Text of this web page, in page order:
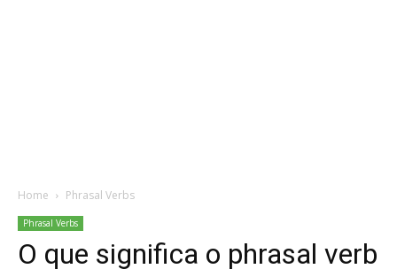
Home Phrasal Verbs
Phrasal Verbs
O que significa o phrasal verb